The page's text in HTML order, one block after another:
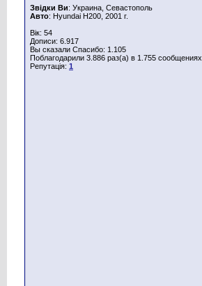
Звідки Ви: Украина, Севастополь
Авто: Hyundai H200, 2001 г.
Вік: 54
Дописи: 6.917
Вы сказали Спасибо: 1.105
Поблагодарили 3.886 раз(а) в 1.755 сообщениях
Репутація: 1